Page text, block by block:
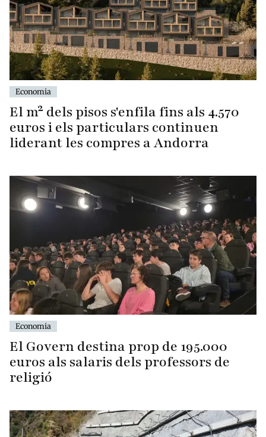
Economia
El m² dels pisos s'enfila fins als 4.570
euros i els particulars continuen
liderant les compres a Andorra
Economia
El Govern destina prop de 195.000
euros als salaris dels professors de
religió